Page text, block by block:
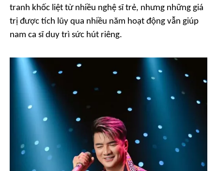
tranh khốc liệt từ nhiều nghệ sĩ trẻ, nhưng những giá
trị được tích lũy qua nhiều năm hoạt động vẫn giúp
nam ca sĩ duy trì sức hút riêng.